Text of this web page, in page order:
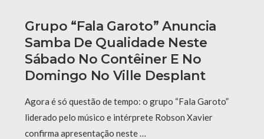
Grupo “Fala Garoto” Anuncia
Samba De Qualidade Neste
Sábado No Contêiner E No
Domingo No Ville Desplant
Agora é só questão de tempo: o grupo “Fala Garoto”
liderado pelo músico e intérprete Robson Xavier
confirma apresentação neste …